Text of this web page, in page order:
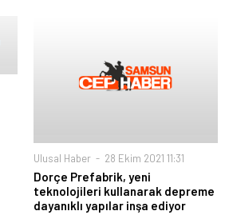
Ulusal Haber 28 Ekim 2021 11:31
Dorçe Prefabrik, yeni
teknolojileri kullanarak depreme
dayanıklı yapılar inşa ediyor